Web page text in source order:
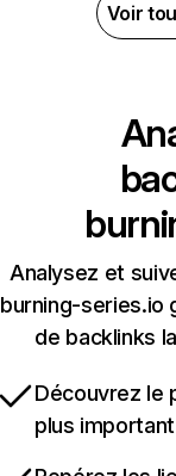
Voir
Analysez et
burning-series.io
de backlinks
Découvrez le
plus